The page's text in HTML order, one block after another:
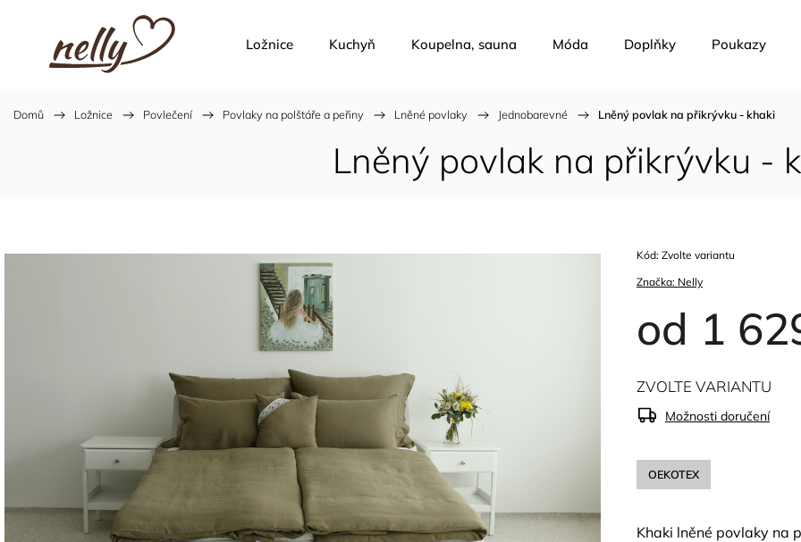
Ložnice Kuchyň Koupelna, sauna Móda Doplňky Poukazy
Domů / Ložnice / Povlečení / Povlaky na polštáře a peřiny / Lněné povlaky / Jednobarevné / Lněný povlak na přikrývku - khaki
Lněný povlak na přikrývku -
Značka: Nelly
od 1
Kód: Zvolte variantu
OEKOTEX
Khaki lněné povlaky na
ZVOLTE VARIANTU
Možnosti doručení